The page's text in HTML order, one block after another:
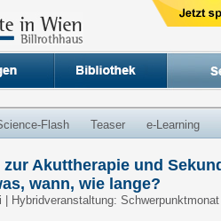
Flash Teaser e-Learning
zur Akuttherapie und
wann, wie lange?
| Hybridveranstaltung: